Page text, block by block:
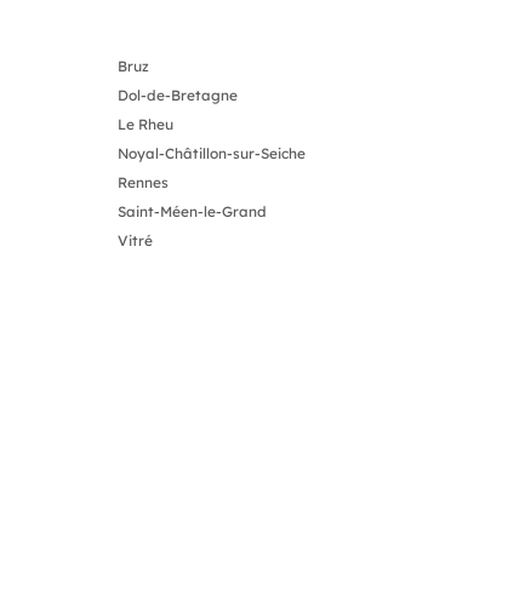
Bruz
Dol-de-Bretagne
Le Rheu
Noyal-Châtillon-sur-Seiche
Rennes
Saint-Méen-le-Grand
Vitré